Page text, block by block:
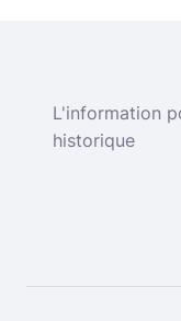
L'information
historique